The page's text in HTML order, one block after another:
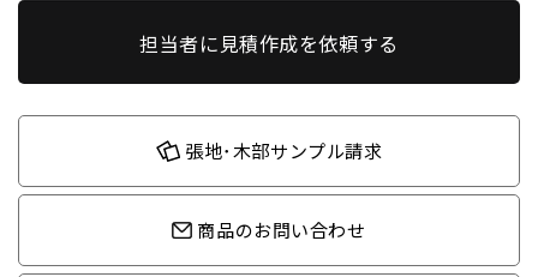
担当者に見積作成を依頼する
張地･木部サンプル請求
商品のお問い合わせ